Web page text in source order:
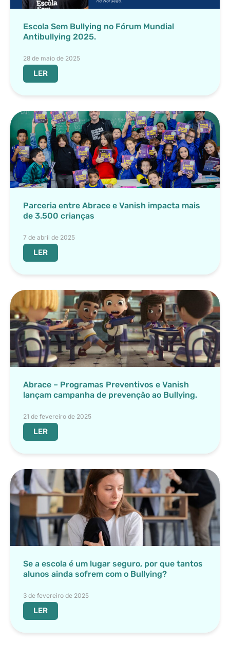
Escola Sem Bullying no Fórum Mundial
Antibullying 2025.
28 de maio de 2025
LER
Parceria entre Abrace e Vanish impacta mais
de 3.500 crianças
7 de abril de 2025
LER
Abrace – Programas Preventivos e Vanish
lançam campanha de prevenção ao Bullying.
21 de fevereiro de 2025
LER
Se a escola é um lugar seguro, por que tantos
alunos ainda sofrem com o Bullying?
3 de fevereiro de 2025
LER